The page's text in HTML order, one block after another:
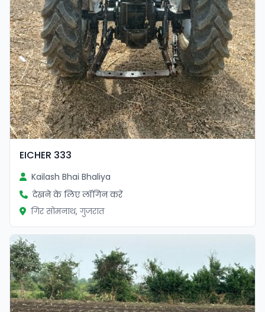
EICHER 333
Kailash Bhai Bhaliya
देखने के लिए लॉगिन करें
गिर सोमनाथ, गुजरात